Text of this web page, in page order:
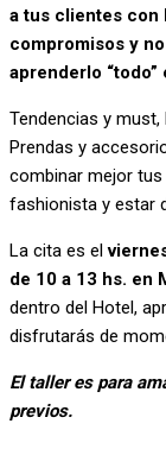
a tus clientes con
compromisos y
aprenderlo
Tendencias y
Prendas y
combinar mejor
fashionista y estar
La cita es el
de 10 a 13 hs. en
dentro del Hotel,
disfrutarás de
El taller es para
previos.